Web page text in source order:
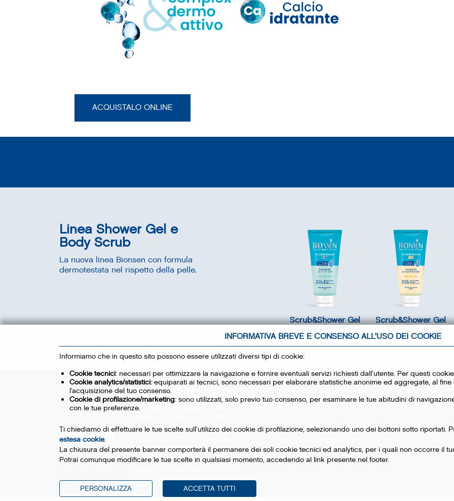
ACQUISTALO ONLINE
Linea Shower Gel e
Body Scrub
La nuova linea Bionsen con formula
dermotestata nel rispetto della pelle.
Scrub&Shower Gel
Minerali Attivi
Scrub&Shower Gel
Radice di Zenzero
Via P. Gobetti n. 4 – 40050 Funo di
Argelato (BO) - Codice fiscale e n.
d’iscrizione del Registro delle
Partita Iva: 00708541206 - Numero
sociale: € 27.867.000,00 i.v.
Società soggetta all’attività di
Fingual S.r.l.
INFORMATIVA BREVE E CONSENSO ALL’USO DEI COOKIE
Informiamo che in questo sito possono essere utilizzati diversi tipi di cookie:
Cookie tecnici: necessari per ottimizzare la navigazione e fornire eventuali servizi richiesti dall’utente. Per questi
Cookie analytics/statistici: equiparati ai tecnici, sono necessari per elaborare statistiche anonime ed aggregate, al
l’acquisizione del tuo consenso.
Cookie di profilazione/marketing: sono utilizzati, solo previo tuo consenso, per esaminare le tue abitudini di
con le tue preferenze.
Ti chiediamo di effettuare le tue scelte sull’utilizzo dei cookie di profilazione, selezionando uno dei bottoni sotto riportati.
estesa cookie.
La chiusura del presente banner comporterà il permanere dei soli cookie tecnici ed analytics, per i quali non occorre il
Potrai comunque modificare le tue scelte in qualsiasi momento, accedendo al link presente nel footer.
PERSONALIZZA ACCETTA TUTTI